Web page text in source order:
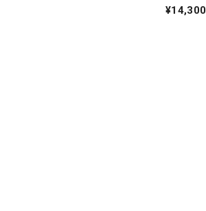
¥14,300